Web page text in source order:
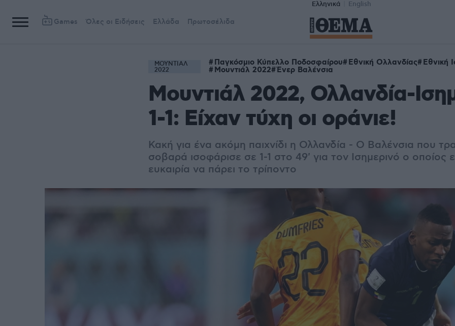
Ελληνικά English
Games Όλες οι Ειδήσεις Ελλάδα Πρωτοσέλιδα
ΜΟΥΝΤΙΑΛ
2022
Παγκόσμιο Κύπελλο Ποδοσφαίρου Εθνική Ολλανδίας Εθνική
Μουντιάλ 2022 Ένερ Βαλένσια
Μουντιάλ 2022, Ολλανδία-
1-1: Είχαν τύχη οι οράνιε!
Κακή για ένα ακόμη παιχνίδι η Ολλανδία - Ο Βαλένσια που
σοβαρά ισοφάρισε σε 1-1 στο 49' για τον Ισημερινό ο οποίος
ευκαιρία να πάρει το τρίποντο